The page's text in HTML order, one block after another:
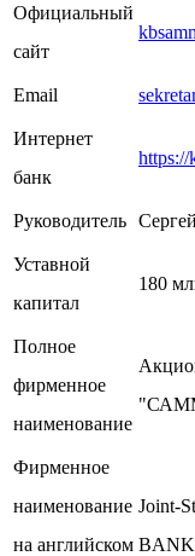
Официальный
сайт
Email
Интернет
банк
https://
Руководитель
Уставной
капитал
180
Полное
фирменное
наименование
Фирменное
наименование
на английском
Joint-